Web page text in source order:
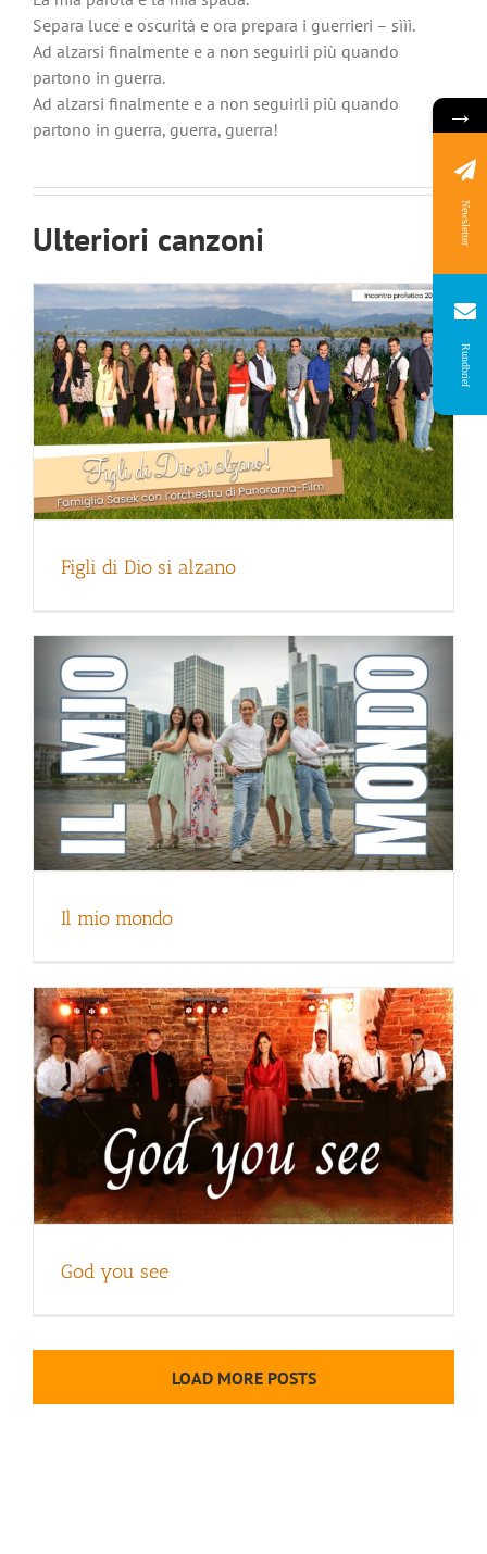
Separa luce e oscurità e ora prepara i guerrieri – sììì.
Ad alzarsi finalmente e a non seguirli più quando
partono in guerra.
Ad alzarsi finalmente e a non seguirli più quando
partono in guerra, guerra, guerra!
Ulteriori canzoni
Figli di Dio si alzano
Il mio mondo
Il mio mondo
God you see
God you see
LOAD MORE POSTS
→
Newsletter
Rundbrief